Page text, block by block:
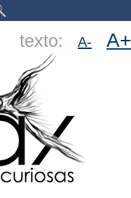
texto: A- A+